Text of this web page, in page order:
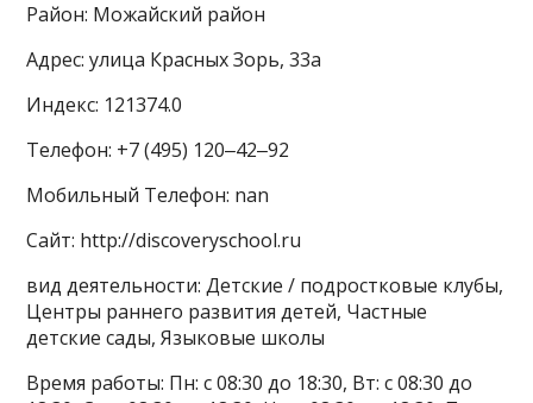
Район: Можайский район
Адрес: улица Красных Зорь, 33а
Индекс: 121374.0
Телефон: +7 (495) 120‒42‒92
Мобильный Телефон: nan
Сайт: http://discoveryschool.ru
вид деятельности: Детские / подростковые клубы,
Центры раннего развития детей, Частные
детские сады, Языковые школы
Время работы: Пн: с 08:30 до 18:30, Вт: с 08:30 до